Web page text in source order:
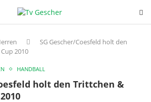
SG Gescher/Coesfeld holt den
2010
HANDBALL
holt den Trittchen &